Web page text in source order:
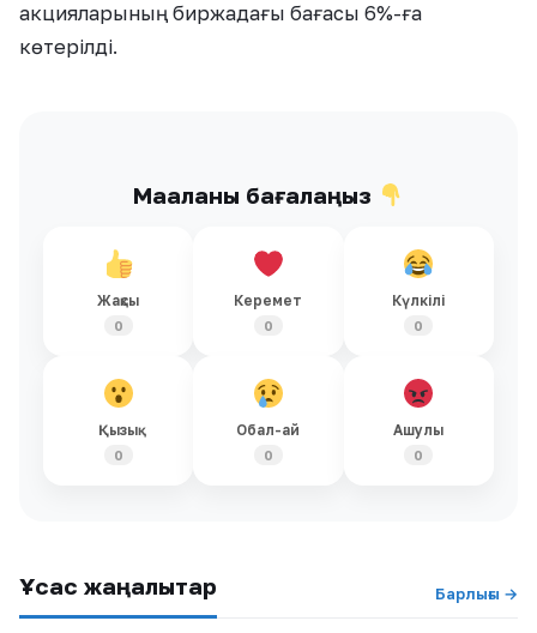
акцияларының биржадағы бағасы 6%-ға
көтерілді.
Мақаланы бағалаңыз
Жақсы
0
Керемет
0
Күлкілі
0
Қызық
0
Обал-ай
0
Ашулы
0
Ұқсас жаңалықтар Барлығы →